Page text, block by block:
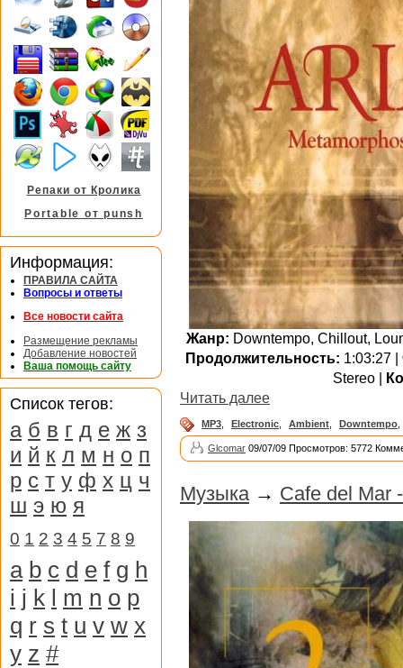
Жанр: Downtempo, Chillout,
Продолжительность: 1:03:27 |
Stereo |
Читать далее
MP3 Electronic Ambient Downtempo
Glcomar 09/07/09 Просмотров: 5772
Музыка → Cafe del Mar
Репаки от Кролика
Portable от punsh
Информация:
ПРАВИЛА САЙТА
Вопросы и ответы
Все новости сайта
Размещение рекламы
Добавление новостей
Ваша помощь сайту
Список тегов:
а б в г д е ж з
и й к л м н о п
р с т у ф х ц ч
ш э ю я
0 1 2 3 4 5 7 8 9
a b c d e f g h
i j k l m n o p
q r s t u v w x
y z #